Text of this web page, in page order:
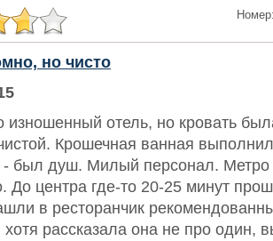
но чисто
изношенный отель, но кровать
Крошечная ванная
был душ. Милый персонал. Метро
До центра где-то 20-25 минут
в ресторанчик
рассказала она не про один,